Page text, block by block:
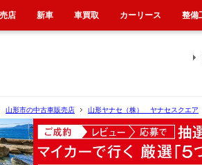
山形市の中古車販売店 山形ヤナセ（株） ヤナセスクエア
店 新車 車買取 カーリース 整備